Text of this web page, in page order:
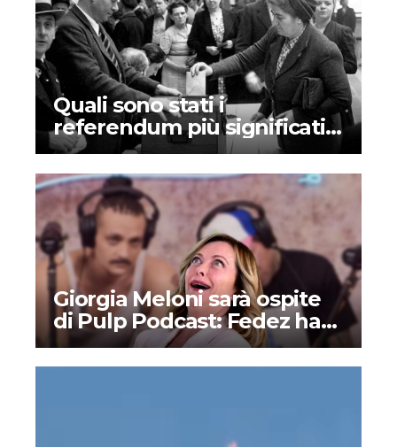
Quali sono stati i
referendum più significativi
nella storia dell’Italia?
Giorgia Meloni sarà ospite
di Pulp Podcast: Fedez ha
deciso di supportare la
destra?